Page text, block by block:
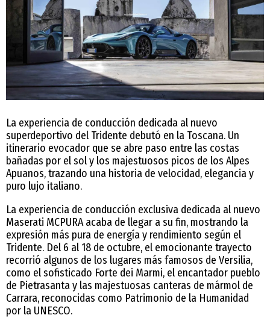
La experiencia de conducción dedicada al nuevo
superdeportivo del Tridente debutó en la Toscana. Un
itinerario evocador que se abre paso entre las costas
bañadas por el sol y los majestuosos picos de los Alpes
Apuanos, trazando una historia de velocidad, elegancia y
puro lujo italiano.
La experiencia de conducción exclusiva dedicada al nuevo
Maserati MCPURA acaba de llegar a su fin, mostrando la
expresión más pura de energía y rendimiento según el
Tridente. Del 6 al 18 de octubre, el emocionante trayecto
recorrió algunos de los lugares más famosos de Versilia,
como el sofisticado Forte dei Marmi, el encantador pueblo
de Pietrasanta y las majestuosas canteras de mármol de
Carrara, reconocidas como Patrimonio de la Humanidad
por la UNESCO.